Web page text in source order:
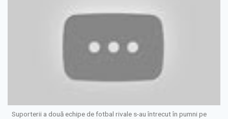
Suporterii a două echipe de fotbal rivale s-au întrecut în pumni pe